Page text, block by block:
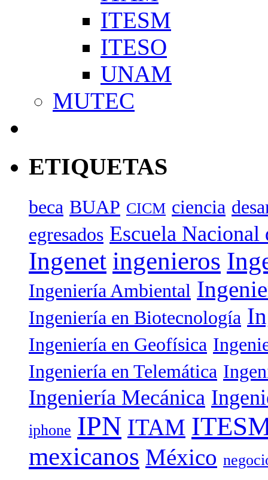
ITESM
ITESO
UNAM
MUTEC
ETIQUETAS
beca BUAP CICM ciencia
egresados Escuela
Ingenet ingenieros
Ingeniería Ambiental
Ingeniería en Biotecnología
Ingeniería en Geofísica
Ingeniería en Telemática
Ingeniería Mecánica
iphone IPN ITAM
mexicanos México